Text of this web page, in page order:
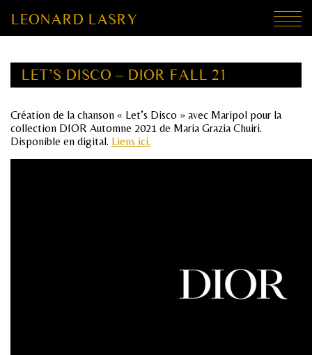
LEONARD LASRY
LET’S DISCO – DIOR FALL 21
Création de la chanson « Let’s Disco » avec Maripol pour la
collection DIOR Automne 2021 de Maria Grazia Chuiri.
Disponible en digital. Liens ici.